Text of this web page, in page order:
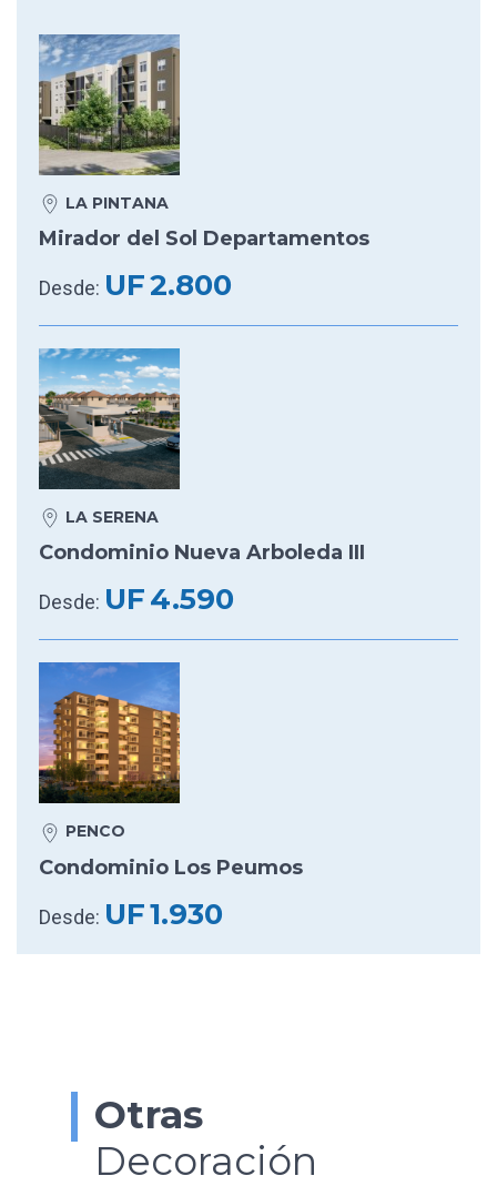
LA PINTANA
Mirador del Sol Departamentos
Desde: UF2.800
LA SERENA
Condominio Nueva Arboleda III
Desde: UF4.590
PENCO
Condominio Los Peumos
Desde: UF1.930
Otras
Decoración